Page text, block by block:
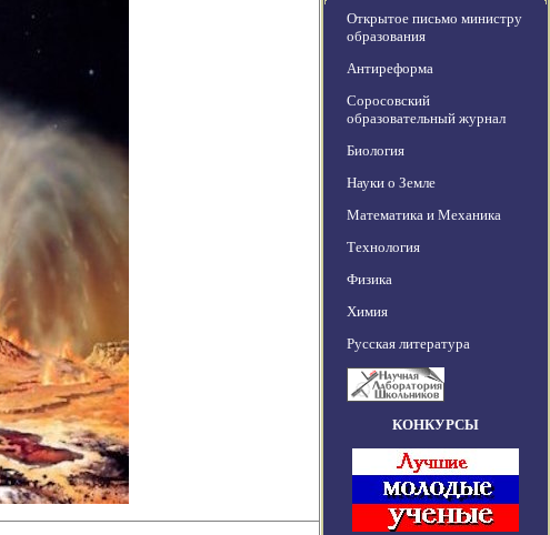
Открытое письмо министру
образования
Антиреформа
Соросовский
образовательный журнал
Биология
Науки о Земле
Математика и Механика
Технология
Физика
Химия
Русская литература
КОНКУРСЫ